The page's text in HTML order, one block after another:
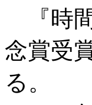
『時
念賞受
る。